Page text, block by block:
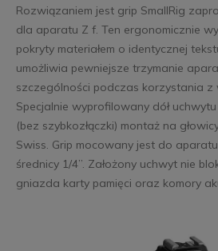
Rozwiązaniem jest grip SmallRig
dla aparatu Z f. Ten ergonomicznie
pokryty materiałem o identycznej
umożliwia pewniejsze trzymanie
szczególności podczas korzystania z
Specjalnie wyprofilowany dół
(bez szybkozłączki) montaż na
Swiss. Grip mocowany jest do
średnicy 1/4”. Założony uchwyt nie
gniazda karty pamięci oraz komory